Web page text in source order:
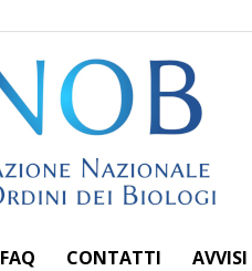
FAQ CONTATTI AVVISI